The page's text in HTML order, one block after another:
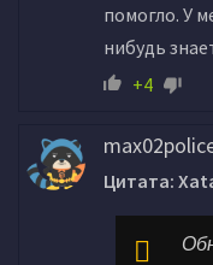
помогло. У
нибудь
+4
Цитата: